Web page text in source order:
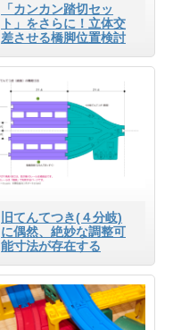
「カンカン踏切セッ
ト」をさらに！立体交
差させる橋脚位置検討
旧てんてつき(４分岐)
に偶然、絶妙な調整可
能寸法が存在する